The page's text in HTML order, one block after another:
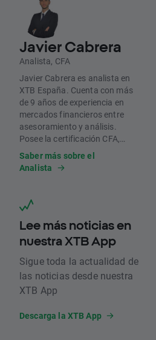
Javier Cabrera
Analista, CFA
Javier Cabrera es analista en
XTB España. Cuenta con más
de 9 años de experiencia en
mercados financieros entre
asesoramiento y análisis.
Posee la certificación CFA,
colocándose entre el 10%
mejor de su convocatoria en
los niveles donde se indica
graduado en ADE por la
Universidad de Málaga, es EFA
y ha realizado varios
posgrados sobre valoración de
empresas, M&A o
criptomonedas . Recientemente
ha sido Grader del CFA
Research Challenge.
Saber más sobre el
Analista
Lee más noticias en
nuestra XTB App
Sigue toda la actualidad de
las noticias desde nuestra
XTB App
Descarga la XTB App